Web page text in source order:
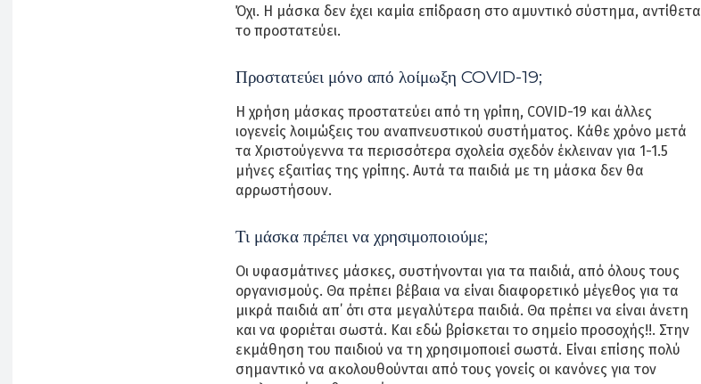
Όχι. Η μάσκα δεν έχει καμία επίδραση στο αμυντικό σύστημα, αντίθετα
το προστατεύει.
Προστατεύει μόνο από λοίμωξη COVID-19;
Η χρήση μάσκας προστατεύει από τη γρίπη, COVID-19 και άλλες
ιογενείς λοιμώξεις του αναπνευστικού συστήματος. Κάθε χρόνο μετά
τα Χριστούγεννα τα περισσότερα σχολεία σχεδόν έκλειναν για 1-1.5
μήνες εξαιτίας της γρίπης. Αυτά τα παιδιά με τη μάσκα δεν θα
αρρωστήσουν.
Τι μάσκα πρέπει να χρησιμοποιούμε;
Οι υφασμάτινες μάσκες, συστήνονται για τα παιδιά, από όλους τους
οργανισμούς. Θα πρέπει βέβαια να είναι διαφορετικό μέγεθος για τα
μικρά παιδιά απ΄ ότι στα μεγαλύτερα παιδιά. Θα πρέπει να είναι άνετη
και να φοριέται σωστά. Και εδώ βρίσκεται το σημείο προσοχής!!. Στην
εκμάθηση του παιδιού να τη χρησιμοποιεί σωστά. Είναι επίσης πολύ
σημαντικό να ακολουθούνται από τους γονείς οι κανόνες για τον